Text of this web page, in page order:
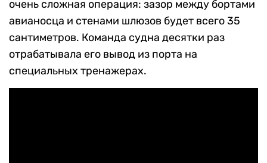
очень сложная операция: зазор между бортами
авианосца и стенами шлюзов будет всего 35
сантиметров. Команда судна десятки раз
отрабатывала его вывод из порта на
специальных тренажерах.